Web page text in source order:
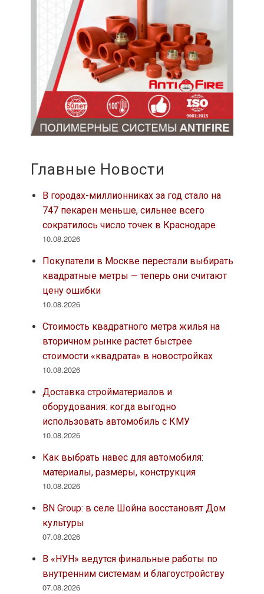
Главные Новости
В городах-миллионниках за год стало на
747 пекарен меньше, сильнее всего
сократилось число точек в Краснодаре
10.08.2026
Покупатели в Москве перестали выбирать
квадратные метры — теперь они считают
цену ошибки
10.08.2026
Стоимость квадратного метра жилья на
вторичном рынке растет быстрее
стоимости «квадрата» в новостройках
10.08.2026
Доставка стройматериалов и
оборудования: когда выгодно
использовать автомобиль с КМУ
10.08.2026
Как выбрать навес для автомобиля:
материалы, размеры, конструкция
10.08.2026
BN Group: в селе Шойна восстановят Дом
культуры
07.08.2026
В «НУН» ведутся финальные работы по
внутренним системам и благоустройству
07.08.2026